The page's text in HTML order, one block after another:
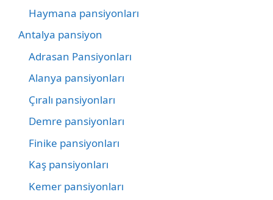
Haymana pansiyonları
Antalya pansiyon
Adrasan Pansiyonları
Alanya pansiyonları
Çıralı pansiyonları
Demre pansiyonları
Finike pansiyonları
Kaş pansiyonları
Kemer pansiyonları